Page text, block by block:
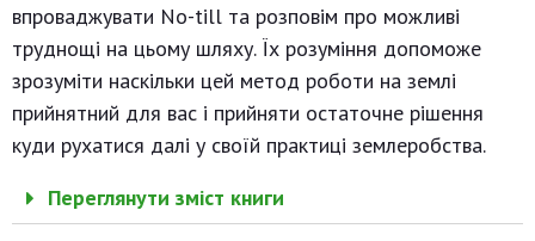
впроваджувати No-till та розповім про можливі
труднощі на цьому шляху. Їх розуміння допоможе
зрозуміти наскільки цей метод роботи на землі
прийнятний для вас і прийняти остаточне рішення
куди рухатися далі у своїй практиці землеробства.
Переглянути зміст книги